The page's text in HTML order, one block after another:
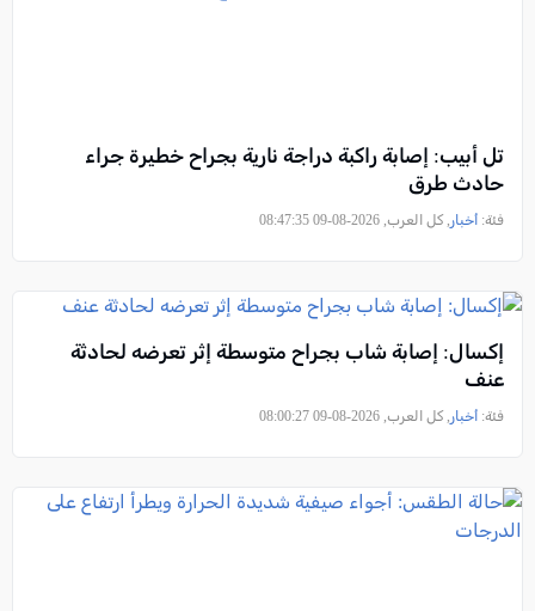
تل أبيب: إصابة راكبة دراجة نارية بجراح خطيرة جراء
حادث طرق
فئة: أخبار , كل العرب, 2026-08-09 08:47:35
إكسال: إصابة شاب بجراح متوسطة إثر تعرضه لحادثة
عنف
فئة: أخبار , كل العرب, 2026-08-09 08:00:27